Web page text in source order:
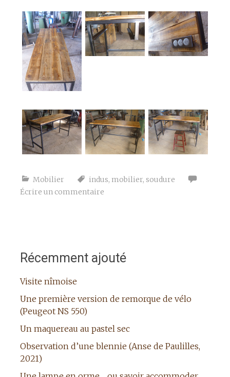
Mobilier indus, mobilier, soudure
Écrire un commentaire
Récemment ajouté
Visite nîmoise
Une première version de remorque de vélo
(Peugeot NS 550)
Un maquereau au pastel sec
Observation d’une blennie (Anse de Paulilles,
2021)